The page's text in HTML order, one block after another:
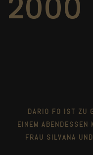
DARIO FO IST ZU
EINEM ABENDESSEN
FRAU SILVANA